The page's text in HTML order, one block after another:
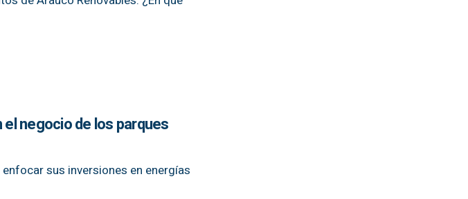
negocio de los parques
sus inversiones en energías